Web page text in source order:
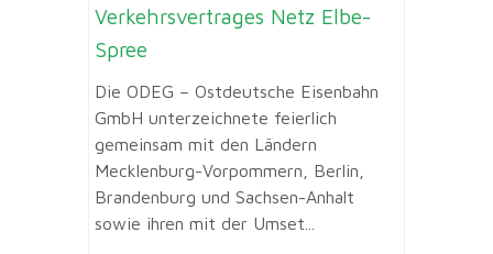
Verkehrsvertrages Netz Elbe-
Spree
Die ODEG – Ostdeutsche Eisenbahn
GmbH unterzeichnete feierlich
gemeinsam mit den Ländern
Mecklenburg-Vorpommern, Berlin,
Brandenburg und Sachsen-Anhalt
sowie ihren mit der Umset...